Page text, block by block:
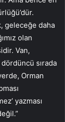
geleceğe daha
olan
Van,
dördüncü sırada
Orman
yazması